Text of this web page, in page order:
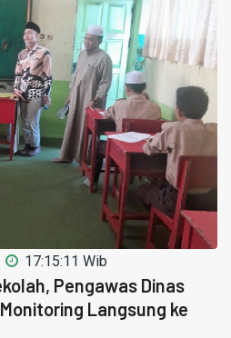
17:15:11 Wib
Pengawas Dinas
Langsung ke